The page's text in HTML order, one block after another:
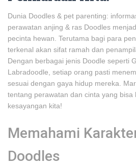
Dunia Doodles & pet parenting:
perawatan anjing & ras Doodles
pecinta hewan. Terutama bagi para
terkenal akan sifat ramah dan
Dengan berbagai jenis Doodle seperti
Labradoodle, setiap orang pasti
sesuai dengan gaya hidup mereka.
tentang perawatan dan cinta yang bisa
kesayangan kita!
Memahami
Doodles